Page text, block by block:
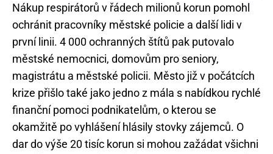
Nákup respirátorů v řádech milionů korun pomohl
ochránit pracovníky městské policie a další lidi v
první linii. 4 000 ochranných štítů pak putovalo
městské nemocnici, domovům pro seniory,
magistrátu a městské policii. Město již v počátcích
krize přišlo také jako jedno z mála s nabídkou rychlé
finanční pomoci podnikatelům, o kterou se
okamžitě po vyhlášení hlásily stovky zájemců. O
dar do výše 20 tisíc korun si mohou zažádat všichni